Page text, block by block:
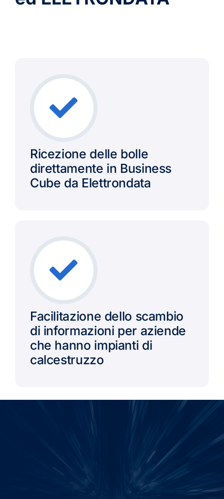
Ricezione delle bolle
direttamente in Business
Cube da Elettrondata
Facilitazione dello scambio
di informazioni per aziende
che hanno impianti di
calcestruzzo